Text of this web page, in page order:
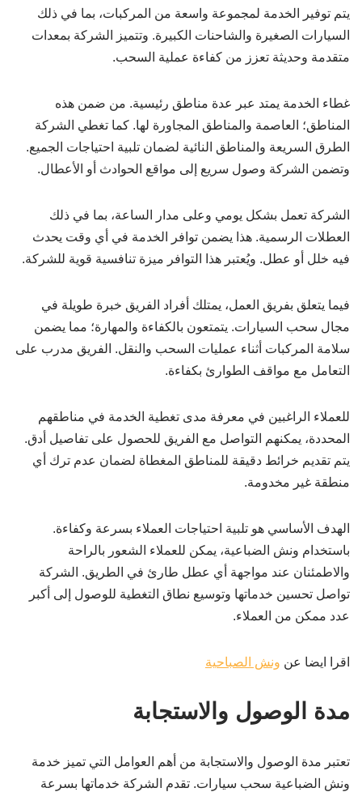
يتم توفير الخدمة لمجموعة واسعة من المركبات، بما في ذلك
السيارات الصغيرة والشاحنات الكبيرة. وتتميز الشركة بمعدات
متقدمة وحديثة تعزز من كفاءة عملية السحب.
غطاء الخدمة يمتد عبر عدة مناطق رئيسية. من ضمن هذه
المناطق؛ العاصمة والمناطق المجاورة لها. كما تغطي الشركة
الطرق السريعة والمناطق النائية لضمان تلبية احتياجات الجميع.
وتضمن الشركة وصول سريع إلى مواقع الحوادث أو الأعطال.
الشركة تعمل بشكل يومي وعلى مدار الساعة، بما في ذلك
العطلات الرسمية. هذا يضمن توافر الخدمة في أي وقت يحدث
فيه خلل أو عطل. ويُعتبر هذا التوافر ميزة تنافسية قوية للشركة.
فيما يتعلق بفريق العمل، يمتلك أفراد الفريق خبرة طويلة في
مجال سحب السيارات. يتمتعون بالكفاءة والمهارة؛ مما يضمن
سلامة المركبات أثناء عمليات السحب والنقل. الفريق مدرب على
التعامل مع مواقف الطوارئ بكفاءة.
للعملاء الراغبين في معرفة مدى تغطية الخدمة في مناطقهم
المحددة، يمكنهم التواصل مع الفريق للحصول على تفاصيل أدق.
يتم تقديم خرائط دقيقة للمناطق المغطاة لضمان عدم ترك أي
منطقة غير مخدومة.
الهدف الأساسي هو تلبية احتياجات العملاء بسرعة وكفاءة.
باستخدام ونش الضباعية، يمكن للعملاء الشعور بالراحة
والاطمئنان عند مواجهة أي عطل طارئ في الطريق. الشركة
تواصل تحسين خدماتها وتوسيع نطاق التغطية للوصول إلى أكبر
عدد ممكن من العملاء.
اقرا ايضا عن ونش الصباحية
مدة الوصول والاستجابة
تعتبر مدة الوصول والاستجابة من أهم العوامل التي تميز خدمة
ونش الضباعية سحب سيارات. تقدم الشركة خدماتها بسرعة